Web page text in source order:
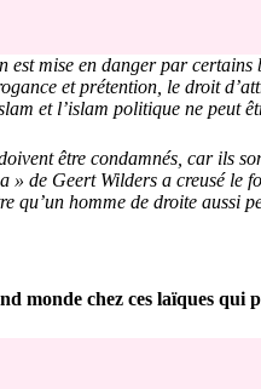
est mise en danger par
et prétention, le droit
et l’islam politique ne peut
être condamnés, car ils
de Geert Wilders a creusé le
qu’un homme de droite
monde chez ces laïques qui